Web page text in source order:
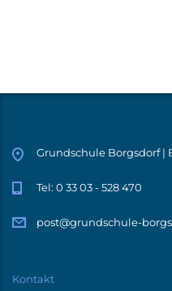
Grundschule Borgsdorf |
Tel: 0 33 03 - 528 470
post@grundschule-
Kontakt